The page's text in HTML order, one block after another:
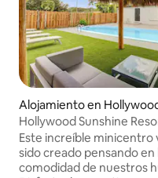
Alojamiento en
Hollywood Sunshine
dormitorios con jacuzzi
Este increíble minicentro
sido creado pensando en
comodidad de nuestros